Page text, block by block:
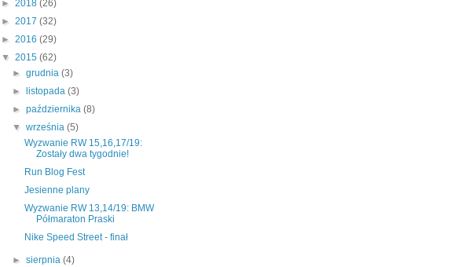
► 2018 (26)
► 2017 (32)
► 2016 (29)
▼ 2015 (62)
►grudnia(3)
►
listopada(3)
►października(8)
▼września(5)
Wyzwanie RW 15,16,17/19:
Zostały dwa tygodnie!
Run Blog Fest
Jesienne plany
Wyzwanie RW 13,14/19: BMW
Półmaraton Praski
Nike Speed Street - finał
►sierpnia(4)